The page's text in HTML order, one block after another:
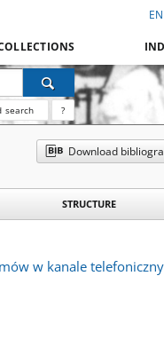
EN
search ?
Download
STRUCTURE
w kanale